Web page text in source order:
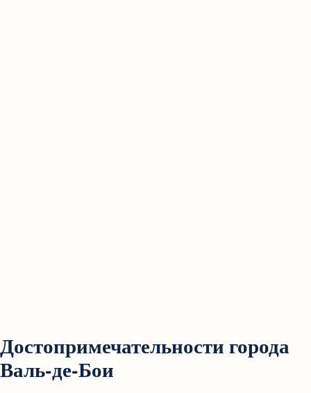
Достопримечательности города
Валь-де-Бои